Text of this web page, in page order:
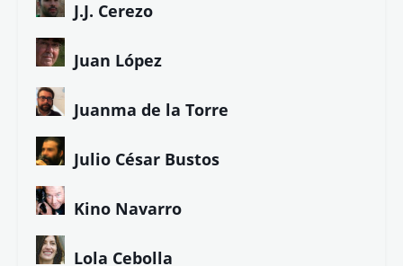
J.J. Cerezo
Juan López
Juanma de la Torre
Julio César Bustos
Kino Navarro
Lola Cebolla